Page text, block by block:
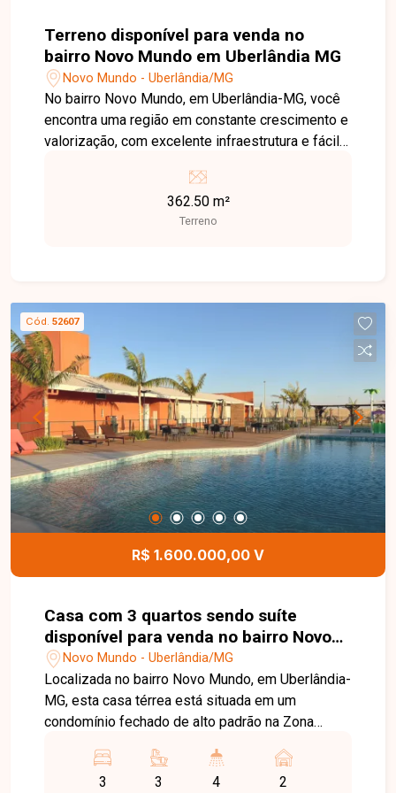
Terreno disponível para venda no
bairro Novo Mundo em Uberlândia MG
Novo Mundo - Uberlândia/MG
No bairro Novo Mundo, em Uberlândia-MG, você
encontra uma região em constante crescimento e
valorização, com excelente infraestrutura e fácil
em avenida de grande movimento, o imóvel
oferece alta visibilidade e grande potencial para
empreendimentos comerciais ou residenciais.
construção de lojas, salas comerciais, galpões ou
até mesmo um empreendimento residencial. A
excelente frente para a avenida amplia as
possibilidades de aproveitamento e valorização
do imóvel. Uma excelente oportunidade para
quem busca investir em uma região promissora e
com grande potencial de crescimento. Entre em
contato e agende uma visita para conhecer de
perto este terreno e todas as possibilidades que
ele oferece.
362.50 m²
Terreno
Cód. 52607
R$ 1.600.000,00 V
Casa com 3 quartos sendo suíte
disponível para venda no bairro Novo
Mundo em Uberlândia-MG
Novo Mundo - Uberlândia/MG
Localizada no bairro Novo Mundo, em Uberlândia-
MG, esta casa térrea está situada em um
condomínio fechado de alto padrão na Zona
valorização. O empreendimento oferece fácil
acesso às principais vias, além de estar próximo
3 3 4 2